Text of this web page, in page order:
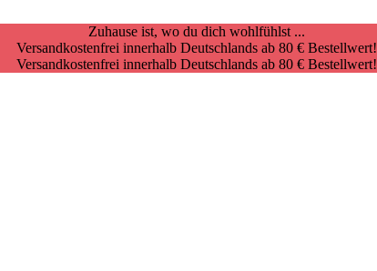
Zuhause ist, wo du dich wohlfühlst ...
Versandkostenfrei innerhalb Deutschlands ab 80 € Bestellwert!
Versandkostenfrei innerhalb Deutschlands ab 80 € Bestellwert!